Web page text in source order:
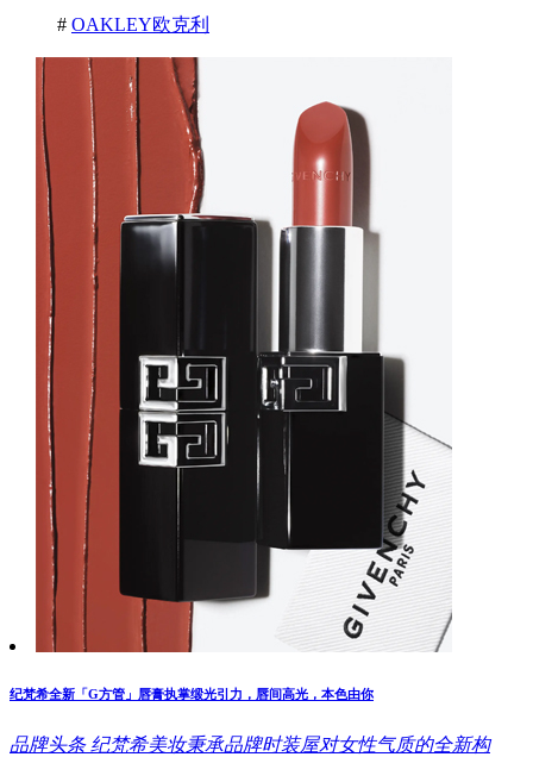
# OAKLEY欧克利
纪梵希全新「G方管」唇膏执掌缎光引力，唇间高光，本色由你
品牌头条 纪梵希美妆秉承品牌时装屋对女性气质的全新构